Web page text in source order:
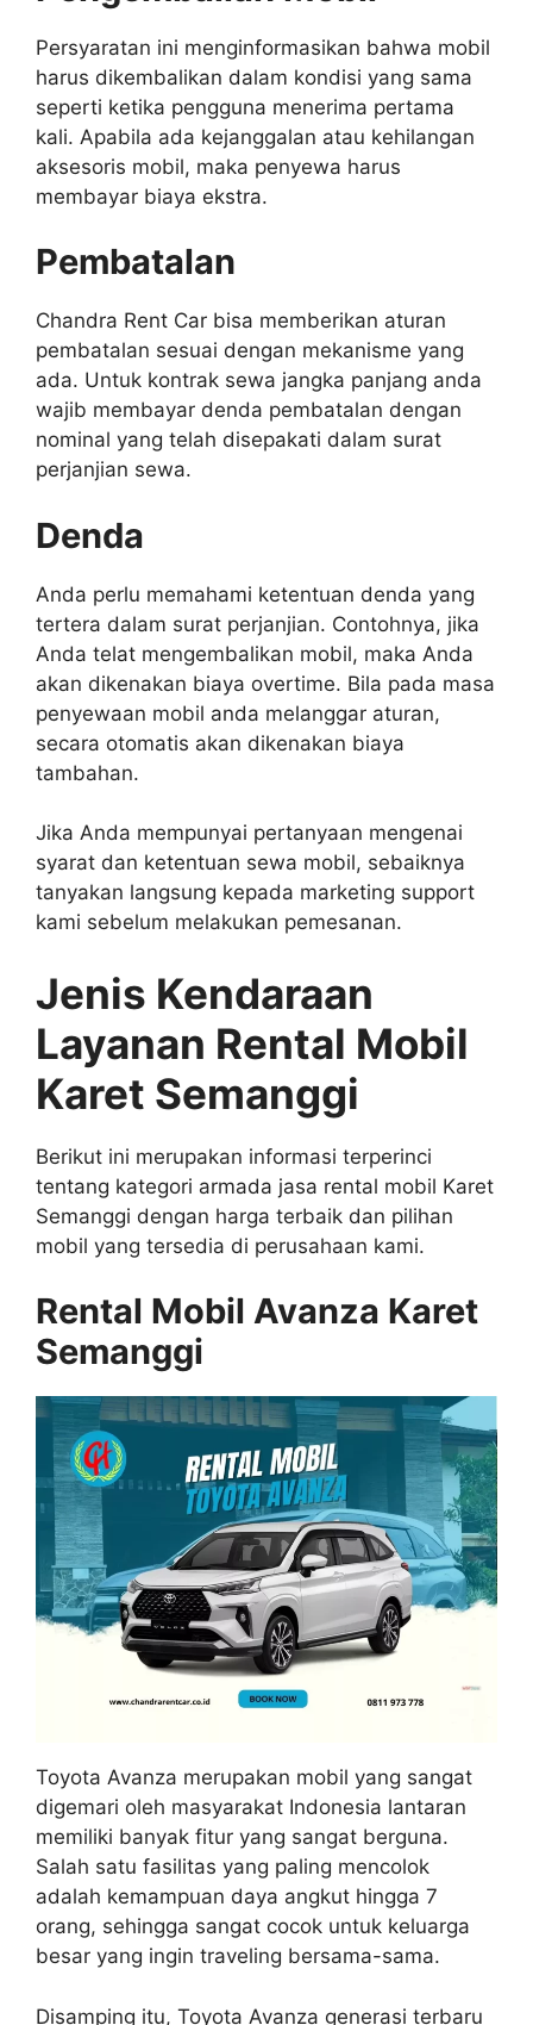
Persyaratan ini menginformasikan bahwa mobil
harus dikembalikan dalam kondisi yang sama
seperti ketika pengguna menerima pertama
kali. Apabila ada kejanggalan atau kehilangan
aksesoris mobil, maka penyewa harus
membayar biaya ekstra.
Pembatalan
Chandra Rent Car bisa memberikan aturan
pembatalan sesuai dengan mekanisme yang
ada. Untuk kontrak sewa jangka panjang anda
wajib membayar denda pembatalan dengan
nominal yang telah disepakati dalam surat
perjanjian sewa.
Denda
Anda perlu memahami ketentuan denda yang
tertera dalam surat perjanjian. Contohnya, jika
Anda telat mengembalikan mobil, maka Anda
akan dikenakan biaya overtime. Bila pada masa
penyewaan mobil anda melanggar aturan,
secara otomatis akan dikenakan biaya
tambahan.
Jika Anda mempunyai pertanyaan mengenai
syarat dan ketentuan sewa mobil, sebaiknya
tanyakan langsung kepada marketing support
kami sebelum melakukan pemesanan.
Jenis Kendaraan
Layanan Rental Mobil
Karet Semanggi
Berikut ini merupakan informasi terperinci
tentang kategori armada jasa rental mobil Karet
Semanggi dengan harga terbaik dan pilihan
mobil yang tersedia di perusahaan kami.
Rental Mobil Avanza Karet
Semanggi
Toyota Avanza merupakan mobil yang sangat
digemari oleh masyarakat Indonesia lantaran
memiliki banyak fitur yang sangat berguna.
Salah satu fasilitas yang paling mencolok
adalah kemampuan daya angkut hingga 7
orang, sehingga sangat cocok untuk keluarga
besar yang ingin traveling bersama-sama.
Disamping itu, Toyota Avanza generasi terbaru